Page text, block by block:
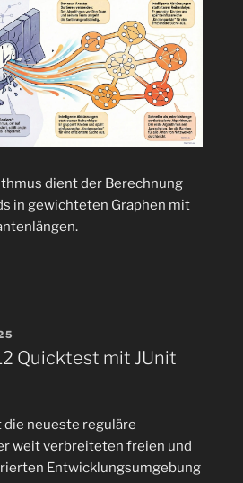
dient der Berechnung
in gewichteten Graphen mit
Quicktest mit JUnit
die neueste reguläre
weit verbreiteten freien und
Entwicklungsumgebung